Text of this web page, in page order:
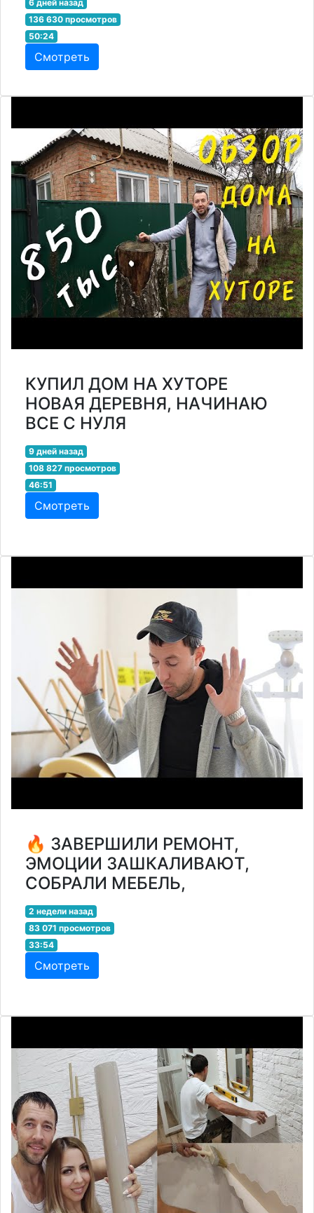
6 дней назад
136 630 просмотров
50:24
Смотреть
КУПИЛ ДОМ НА ХУТОРЕ
НОВАЯ ДЕРЕВНЯ, НАЧИНАЮ
ВСЕ С НУЛЯ
9 дней назад
108 827 просмотров
46:51
Смотреть
🔥 ЗАВЕРШИЛИ РЕМОНТ,
ЭМОЦИИ ЗАШКАЛИВАЮТ,
СОБРАЛИ МЕБЕЛЬ,
2 недели назад
83 071 просмотров
33:54
Смотреть